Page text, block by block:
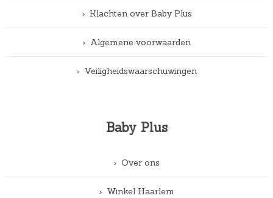
Klachten over Baby Plus
Algemene voorwaarden
Veiligheidswaarschuwingen
Baby Plus
Over ons
Winkel Haarlem